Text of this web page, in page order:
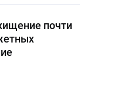
почти